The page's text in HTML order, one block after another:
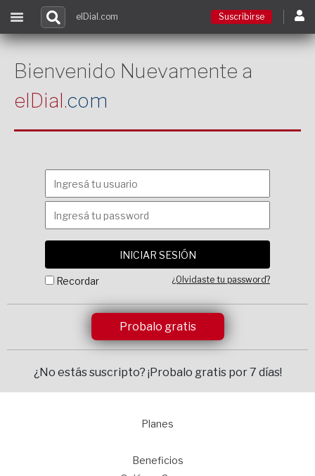
Contacto
elDial.com Suscribirse
Bienvenido Nuevamente a
elDial.com
Recordar ¿Olvidaste tu password?
Probalo gratis
¿No estás suscripto? ¡Probalo gratis por 7 días!
Planes
Beneficios